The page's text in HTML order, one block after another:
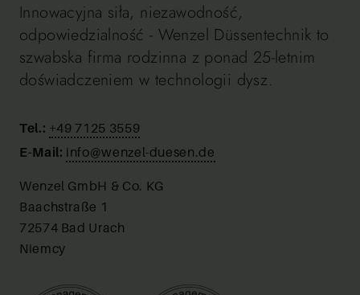
Innowacyjna siła, niezawodność,
odpowiedzialność - Wenzel Düssentechnik to
szwabska firma rodzinna z ponad 25-letnim
doświadczeniem w technologii dysz.
Tel.: +49 7125 3559
E-Mail: info@wenzel-duesen.de
Wenzel GmbH & Co. KG
Baachstraße 1
72574 Bad Urach
Niemcy